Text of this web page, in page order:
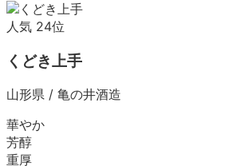
人気 24位
くどき上手
山形県 / 亀の井酒造
華やか
芳醇
重厚